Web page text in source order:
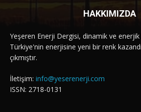
HAKKIMIZDA
Yeşeren Enerji Dergisi, dinamik ve
Türkiye'nin enerjisine yeni bir renk
çıkmıştır.
İletişim: info@yeserenerji.com
ISSN: 2718-0131